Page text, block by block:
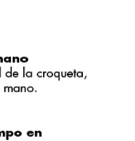
acierto de 10